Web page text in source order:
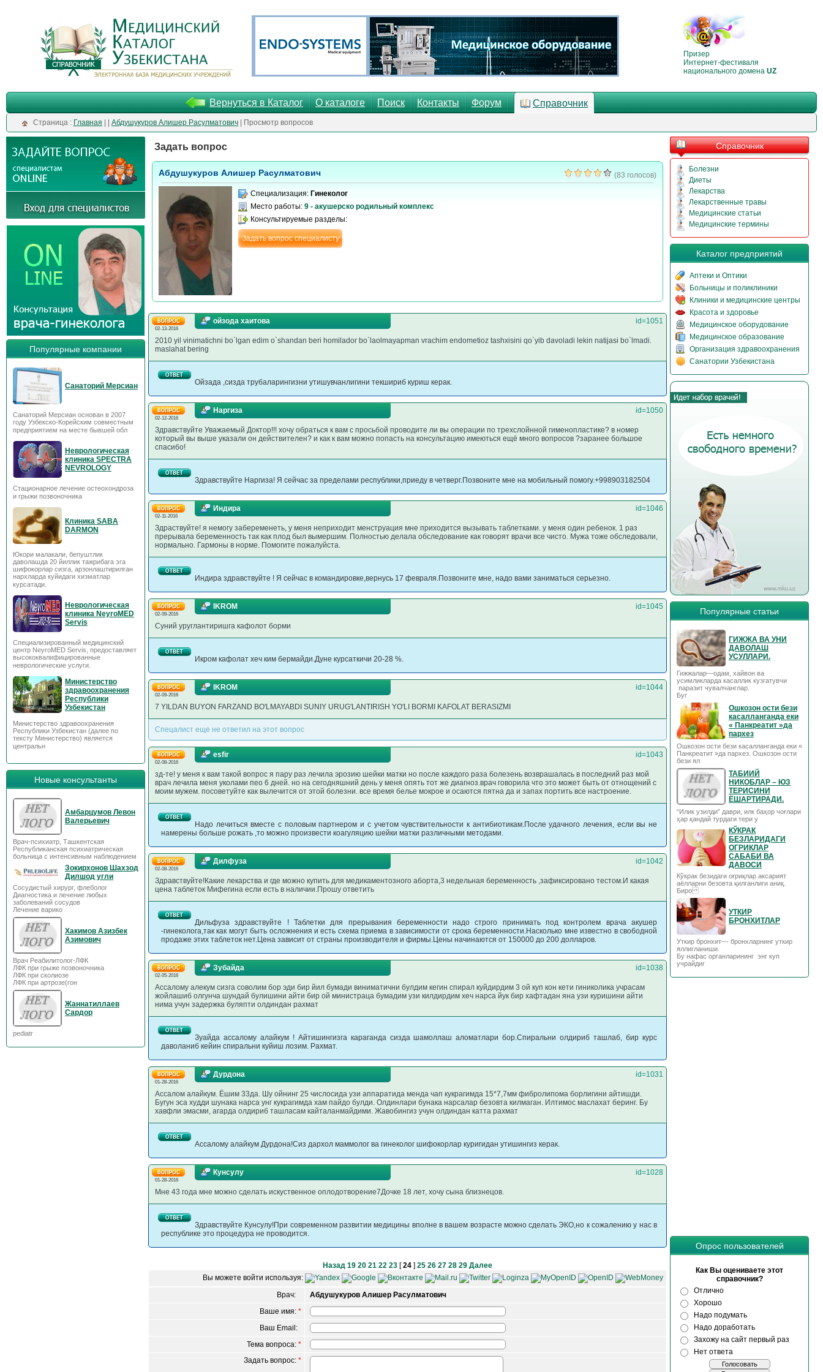
Призер
Интернет-фестиваля
национального домена UZ
Вернуться в Каталог О каталоге Поиск Контакты Форум Справочник
Cтраница : Главная Абдушукуров Алишер Расулматович | Просмотр вопросов
Популярные компании
Санаторий Мерсиан
Санаторий Мерсиан основан в 2007
году Узбекско-Корейским совместным
предприятием на месте бывшей обл
Неврологическая
клиника SPECTRA
NEVROLOGY
Стационарное лечение остеохондроза
и грыжи позвоночника
Клиника SABA
DARMON
Юкори малакали, бепуштлик
даволашда 20 йиллик тажрибага эга
шифокорлар сизга, арзонлаштирилган
нархларда куйидаги хизматлар
курсатади.
Неврологическая
клиника NeyroMED
Servis
Специализированный медицинский
центр NeyroMED Servis, предоставляет
высококвалифицированные
неврологические услуги.
Министерство
здравоохранения
Республики
Узбекистан
Министерство здравоохранения
Республики Узбекистан (далее по
тексту Министерство) является
центральн
Новые консультанты
Амбарцумов Левон
Валерьевич
Врач-психиатр, Ташкентская
Республиканская психиатрическая
больница с интенсивным наблюдением
Зокирхонов Шахзод
Дилшод угли
Сосудистый хирург, флеболог
Диагностика и лечение любых
заболеваний сосудов
Лечение варико
Хакимов Азизбек
Азимович
Врач Реабилитолог-ЛФК
ЛФК при грыже позвоночника
ЛФК при сколиозе
ЛФК при артрозе(гон
Жаннатиллаев
Сардор
pediatr
Задать вопрос
Абдушукуров Алишер Расулматович (83 голосов)
Специализация: Гинеколог
Место работы: 9 - акушерско родильный комплекс
Консультируемые разделы:
Задать вопрос специалисту
02-13-2016
ойзода хаитова id=1051
2010 yil vinimatichni bo`lgan edim o`shandan beri homilador bo`laolmayapman vrachim endometioz tashxisini qo`yib davoladi lekin natijasi bo`lmadi.
maslahat bering
Ойзада ,сизда трубаларингизни утишувчанлигини текшириб куриш керак.
02-12-2016
Наргиза id=1050
Здравствуйте Уважаемый Доктор!!! хочу обраться к вам с просьбой проводите ли вы операции по трехслойнной гименопластике? в номер
который вы выше указали он действителен? и как к вам можно попасть на консультацию имеються ещё много вопросов ?заранее большое
спасибо!
Здравствуйте Наргиза! Я сейчас за пределами республики,приеду в четверг.Позвоните мне на мобильный помогу.+998903182504
02-11-2016
Индира id=1046
Здраствуйте! я немогу забеременеть, у меня неприходит менструация мне приходится вызывать таблетками. у меня один ребенок. 1 раз
прерывала беременность так как плод был вымершим. Полностью делала обследование как говорят врачи все чисто. Мужа тоже обследовали,
нормально. Гармоны в норме. Помогите пожалуйста.
Индира здравствуйте ! Я сейчас в командировке,вернусь 17 февраля.Позвоните мне, надо вами заниматься серьезно.
02-09-2016
IKROM id=1045
Суний уруглантиришга кафолот борми
Икром кафолат хеч ким бермайди.Дуне курсаткичи 20-28 %.
02-09-2016
IKROM id=1044
7 YILDAN BUYON FARZAND BO'LMAYABDI SUNIY URUG'LANTIRISH YO'LI BORMI KAFOLAT BERASIZMI
Спецалист еще не ответил на этот вопрос
02-08-2016
esfir id=1043
зд-те! у меня к вам такой вопрос я пару раз лечила эрозию шейки матки но после каждого раза болезень возврашалась в последний раз мой
врач лечила меня уколами пео 6 дней. но на сегодняшний день у меня опять тот же диагноз.врач говорила что это может быть от отнощений с
моим мужем. посоветуйте как вылечится от этой болезни. все время белье мокрое и осаются пятна да и запах портить все настроение.
Надо лечиться вместе с половым партнером и с учетом чувствительности к антибиотикам.После удачного лечения, если вы не
намерены больше рожать ,то можно произвести коагуляцию шейки матки различными методами.
02-08-2016
Дилфуза id=1042
Здравствуйте!Какие лекарства и где можно купить для медикаментозного аборта,3 недельная беременность ,зафиксировано тестом.И какая
цена таблеток Мифегина если есть в наличии.Прошу ответить
Дильфуза здравствуйте ! Таблетки для прерывания беременности надо строго принимать под контролем врача акушер
-гинеколога,так как могут быть осложнения и есть схема приема в зависимости от срока беременности.Насколько мне известно в свободной
продаже этих таблеток нет.Цена зависит от страны производителя и фирмы.Цены начинаются от 150000 до 200 долларов.
02-05-2016
Зубайда id=1038
Ассалому алекум сизга соволим бор эди бир йил бумади виниматични булдим кегин спирал куйдирдим 3 ой куп кон кети гиниколика учрасам
жойлашиб олгунча шундай булишини айти бир ой министраца бумадим узи килдирдим хеч нарса йук бир хафтадан яна узи куришини айти
нима учун задержка буляпти олдиндан рахмат
Зуайда ассалому алайкум ! Айтишингизга караганда сизда шамоллаш аломатлари бор.Спиральни олдириб ташлаб, бир курс
даволаниб кейин спиральни куйиш лозим. Рахмат.
01-28-2016
Дурдона id=1031
Ассалом алайкум. Ёшим 33да. Шу ойнинг 25 числосида узи аппаратида менда чап кукрагимда 15*7,7мм фибролипома борлигини айтишди.
Бугун эса худди шунака нарса унг кукрагимда хам пайдо булди. Олдинлари бунака нарсалар безовта килмаган. Илтимос маслахат беринг. Бу
хавфли эмасми, агарда олдириб ташласам кайталанмайдими. Жавобингиз учун олдиндан катта рахмат
Ассалому алайкум Дурдона!Сиз дархол маммолог ва гинеколог шифокорлар куригидан утишингиз керак.
01-28-2016
Кунсулу id=1028
Мне 43 года мне можно сделать искуственное оплодотворение7Дочке 18 лет, хочу сына близнецов.
Здравствуйте Кунсулу!При современном развитии медицины вполне в вашем возрасте можно сделать ЭКО,но к сожалению у нас в
республике это процедура не проводится.
Назад 19 20 21 22 23 [24 ] 25 26 27 28 29 Далее
Вы можете войти используя:
Врач:
Абдушукуров Алишер Расулматович
Ваше имя: *
Ваш Email:
Тема вопроса: *
Задать вопрос: *
Справочник
Болезни
Диеты
Лекарства
Лекарственные травы
Медицинские статьи
Медицинские термины
Каталог предприятий
Аптеки и Оптики
Больницы и поликлиники
Клиники и медицинские центры
Красота и здоровье
Медицинское оборудование
Медицинское образование
Организация здравоохранения
Санатории Узбекистана
Популярные статьи
ГИЖЖА ВА УНИ
ДАВОЛАШ
УСУЛЛАРИ.
Гижжалар—одам, хайвон ва
усимликларда касаллик кузгатувчи
паразит чувалчанглар.
Буг
Ошкозон ости бези
касалланганда еки
« Панкреатит »да
пархез
Ошкозон ости бези касалланганда еки «
Панкреатит »да пархез. Ошкозон ости
бези ял
ТАБИИЙ
НИКОБЛАР – ЮЗ
ТЕРИСИНИ
ЁШАРТИРАДИ.
“Илик узилди” даври, илк баҳор чоғлари
ҳар қандай турдаги тери у
КЎКРАК
БЕЗЛАРИДАГИ
ОГРИКЛАР
САБАБИ ВА
ДАВОСИ
Кўкрак безидаги оғриқлар аксарият
аёлларни безовта қилганлиги аниқ.
Биро
УТКИР
БРОНХИТЛАР
Уткир бронхит--- бронхларнинг уткир
яллигланиши.
Бу нафас органларининг энг куп
учрайдиг
Опрос пользователей
Как Вы оцениваете этот
справочник?
Отлично
Хорошо
Надо подумать
Надо доработать
Захожу на сайт первый раз
Нет ответа